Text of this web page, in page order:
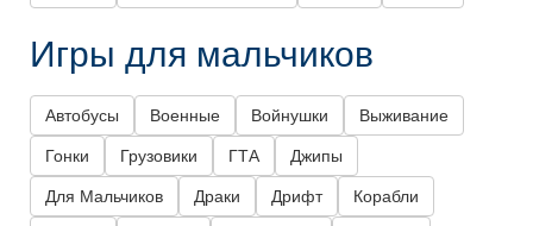
Игры для мальчиков
Автобусы Военные Войнушки Выживание
Гонки Грузовики ГТА Джипы
Для Мальчиков Драки Дрифт Корабли